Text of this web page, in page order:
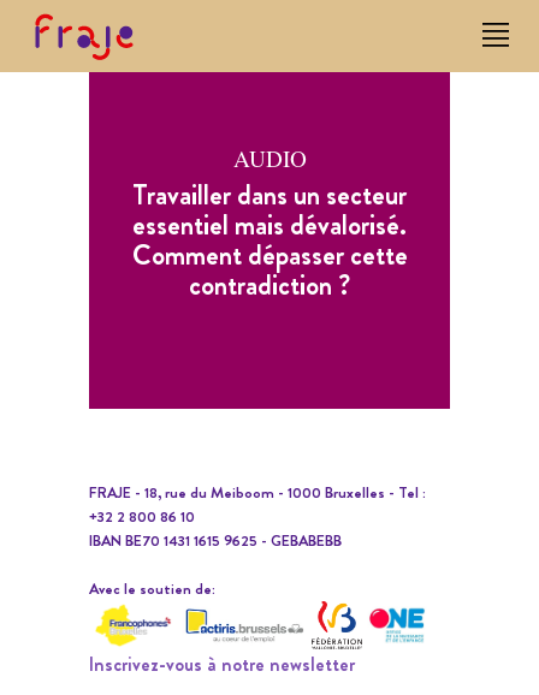
AUDIO
Travailler dans un secteur
essentiel mais dévalorisé.
Comment dépasser cette
contradiction ?
FRAJE - 18, rue du Meiboom - 1000 Bruxelles - Tel :
+32 2 800 86 10
IBAN BE70 1431 1615 9625 - GEBABEBB
Avec le soutien de:
Inscrivez-vous à notre newsletter